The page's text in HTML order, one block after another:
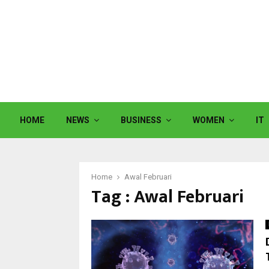
HOME NEWS BUSINESS WOMEN IT
Home Awal Februari
Tag : Awal Februari